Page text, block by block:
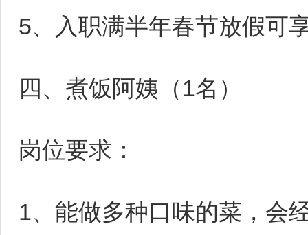
5、入职满半年春节放假可
四、煮饭阿姨（1名）
岗位要求：
1、能做多种口味的菜，会